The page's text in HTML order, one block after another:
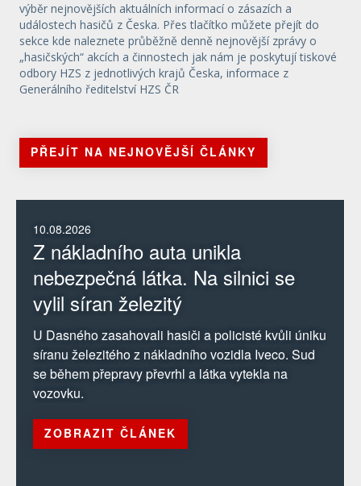
výběr nejnovějších aktuálních informací o zásazích a
událostech hasičů z Česka. Přes tlačítko můžete přejít do
sekce kde naleznete průběžně denně nejnovější zprávy o
„hasičských“ akcích a činnostech jak nám je poskytují tiskové
odbory HZS z jednotlivých krajů Česka, informace z
Generálního ředitelství HZS ČR
PŘEJÍT NA NEJNOVĚJŠÍ ČLÁNKY
10.08.2026
Z nákladního auta unikla
nebezpečná látka. Na silnici se
vylil síran železitý
U Dasného zasahovali hasiči a policisté kvůli úniku
síranu železitého z nákladního vozidla Iveco. Sud
se během přepravy převrhl a látka vytekla na
vozovku.
ZOBRAZIT ČLÁNEK